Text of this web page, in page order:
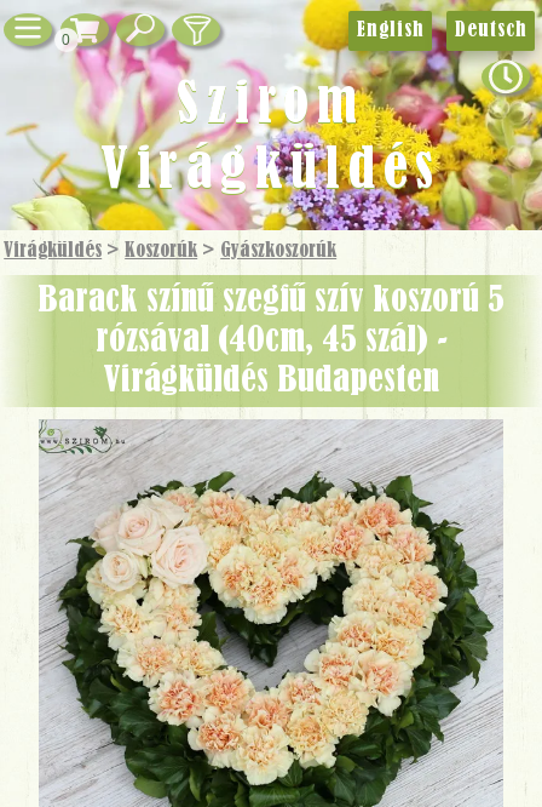
0
Virágküldés > Koszorúk > Gyászkoszorúk
barack színű szegfű szív koszorú 5
rózsával (40cm, 45 szál) -
Virágküldés Budapesten
English Deutsch
Szirom
Virágküldés